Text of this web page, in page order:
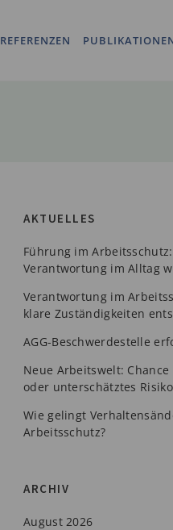
REFERENZEN
AKTUELLES
Führung im
Verantwortung im Alltag
Verantwortung im
klare Zuständigkeiten
AGG-Beschwerdestelle
Neue Arbeitswelt:
oder unterschätztes
Wie gelingt
Arbeitsschutz?
ARCHIV
August 2026